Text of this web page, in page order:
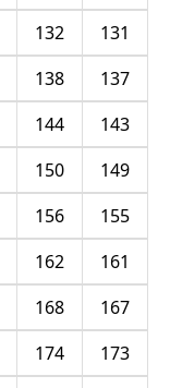
131
132
137
138
143
144
149
150
155
156
161
162
167
168
173
174